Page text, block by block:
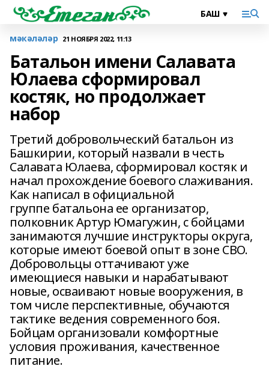
мәкәләләр 21 НОЯБРЯ 2022, 11:13
Батальон имени Салавата
Юлаева сформировал
костяк, но продолжает
набор
Третий добровольческий батальон из
Башкирии, который назвали в честь
Салавата Юлаева, сформировал костяк и
начал прохождение боевого слаживания.
Как написал в официальной
группе батальона ее организатор,
полковник Артур Юмагужин, с бойцами
занимаются лучшие инструкторы округа,
которые имеют боевой опыт в зоне СВО.
Добровольцы оттачивают уже
имеющиеся навыки и нарабатывают
новые, осваивают новые вооружения, в
том числе перспективные, обучаются
тактике ведения современного боя.
Бойцам организовали комфортные
условия проживания, качественное
питание.